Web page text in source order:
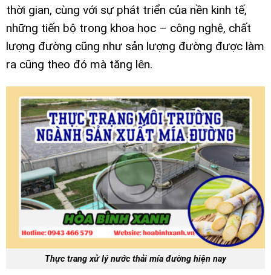
thời gian, cùng với sự phát triển của nền kinh tế,
những tiến bộ trong khoa học – công nghệ, chất
lượng đường cũng như sản lượng đường được làm
ra cũng theo đó mà tăng lên.
Thực trang xử lý nước thải mía đường hiện nay